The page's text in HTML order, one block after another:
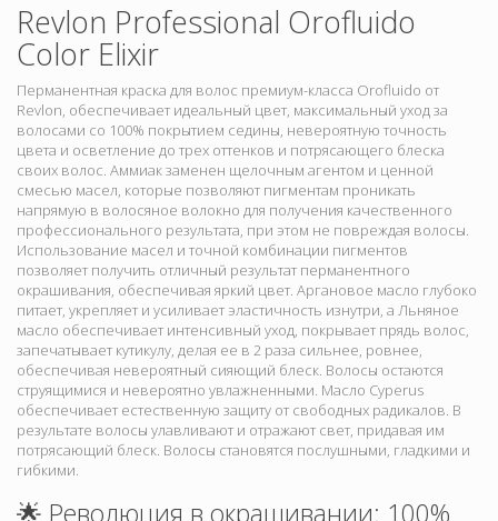
Revlon Professional Orofluido
Color Elixir
Перманентная краска для волос премиум-класса Orofluido от
Revlon, обеспечивает идеальный цвет, максимальный уход за
волосами со 100% покрытием седины, невероятную точность
цвета и осветление до трех оттенков и потрясающего блеска
своих волос. Аммиак заменен щелочным агентом и ценной
смесью масел, которые позволяют пигментам проникать
напрямую в волосяное волокно для получения качественного
профессионального результата, при этом не повреждая волосы.
Использование масел и точной комбинации пигментов
позволяет получить отличный результат перманентного
окрашивания, обеспечивая яркий цвет. Аргановое масло глубоко
питает, укрепляет и усиливает эластичность изнутри, а Льняное
масло обеспечивает интенсивный уход, покрывает прядь волос,
запечатывает кутикулу, делая ее в 2 раза сильнее, ровнее,
обеспечивая невероятный сияющий блеск. Волосы остаются
струящимися и невероятно увлажненными. Масло Cyperus
обеспечивает естественную защиту от свободных радикалов. В
результате волосы улавливают и отражают свет, придавая им
потрясающий блеск. Волосы становятся послушными, гладкими и
гибкими.
🌟 Революция в окрашивании: 100%